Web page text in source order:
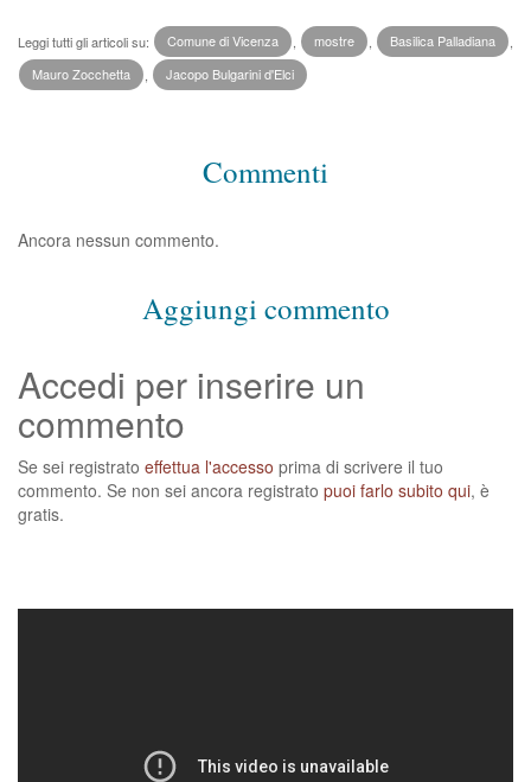
Leggi tutti gli articoli su: Comune di Vicenza mostre Basilica Palladiana
Mauro Zocchetta
Jacopo Bulgarini d'Elci
Commenti
Ancora nessun commento.
Aggiungi commento
Accedi per inserire un
commento
Se sei registrato effettua l'accesso prima di scrivere il tuo
commento. Se non sei ancora registrato puoi farlo subito qui, è
gratis.